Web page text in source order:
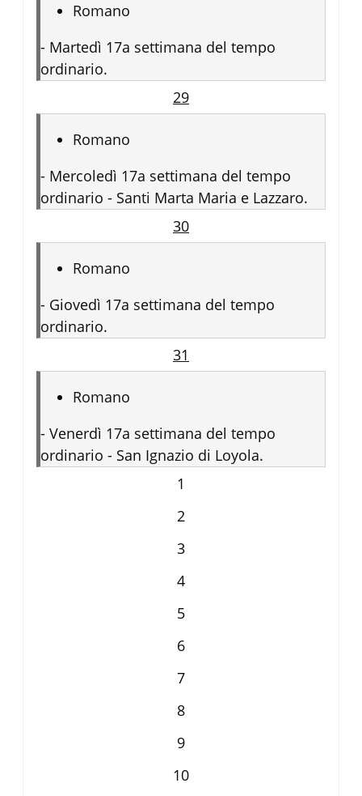
Romano
- Martedì 17a settimana del tempo
ordinario.
29
Romano
- Mercoledì 17a settimana del tempo
ordinario - Santi Marta Maria e Lazzaro.
30
Romano
- Giovedì 17a settimana del tempo
ordinario.
31
Romano
- Venerdì 17a settimana del tempo
ordinario - San Ignazio di Loyola.
1
2
3
4
5
6
7
8
9
10